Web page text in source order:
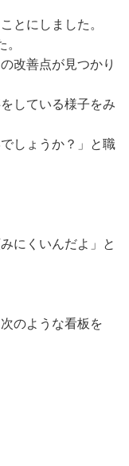
とにしました。
改善点が見つかり
している様子をみ
しょうか？」と職
にくいんだよ」と
のような看板を